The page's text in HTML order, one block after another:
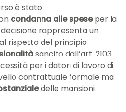
è stato
condanna alle speseper la
rappresenta un
rispetto del principio
sancito dall’art. 2103
per i datori di lavoro di
contrattuale formale ma
delle mansioni